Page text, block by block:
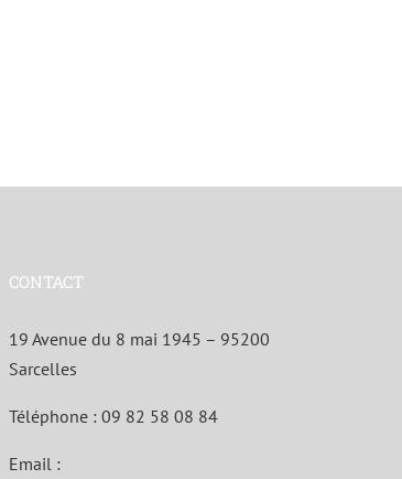
CONTACT
19 Avenue du 8 mai 1945 – 95200
Sarcelles
Téléphone : 09 82 58 08 84
Email :